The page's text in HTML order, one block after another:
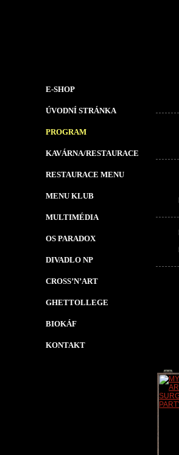
E-SHOP
ÚVODNÍ STRÁNKA
PROGRAM
KAVÁRNA/RESTAURACE
RESTAURACE MENU
MENU KLUB
MULTIMÉDIA
OS PARADOX
DIVADLO NP
CROSS’N’ART
GHETTOLLEGE
BIOKÁF
KONTAKT